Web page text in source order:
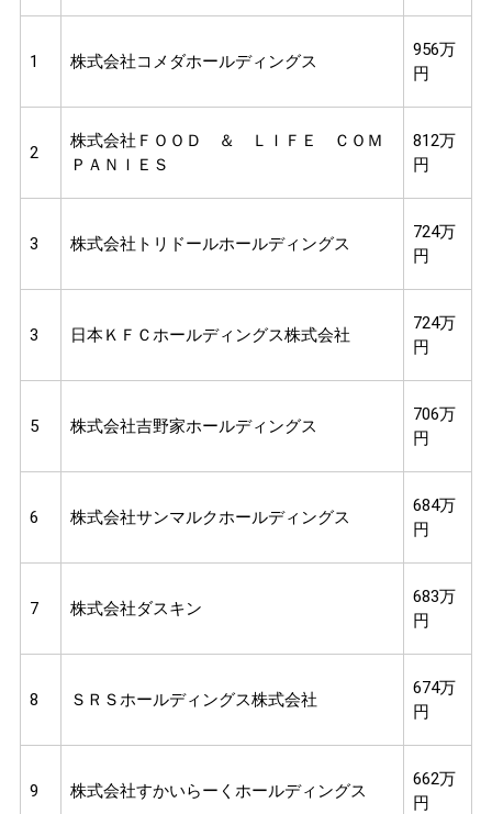
1 株式会社コメダホールディングス
956万
円
2
株式会社ＦＯＯＤ ＆ ＬＩＦＥ ＣＯＭ
ＰＡＮＩＥＳ
812万
円
3 株式会社トリドールホールディングス
724万
円
3 日本ＫＦＣホールディングス株式会社
724万
円
5 株式会社吉野家ホールディングス
706万
円
6 株式会社サンマルクホールディングス
684万
円
7 株式会社ダスキン
683万
円
8 ＳＲＳホールディングス株式会社
674万
円
9 株式会社すかいらーくホールディングス
662万
円